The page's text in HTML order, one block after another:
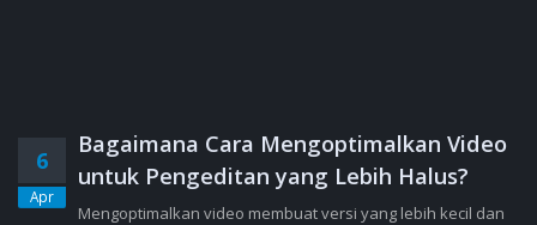
6
Apr
Bagaimana Cara Mengoptimalkan Video
untuk Pengeditan yang Lebih Halus?
Mengoptimalkan video membuat versi yang lebih kecil dan